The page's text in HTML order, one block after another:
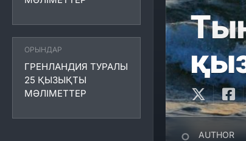
ОРЫНДАР
ГРЕНЛАНДИЯ ТУРАЛЫ
25 ҚЫЗЫҚТЫ
МӘЛІМЕТТЕР
AUTHOR